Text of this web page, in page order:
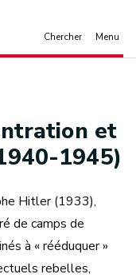
et
1945)
Hitler (1933),
de camps de
à « rééduquer »
rebelles,